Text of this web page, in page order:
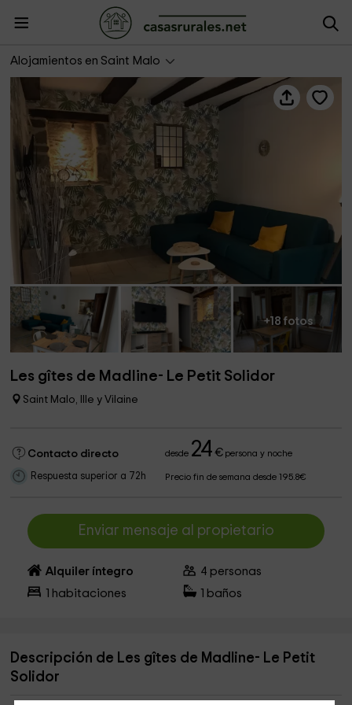
Alojamientos en Saint Malo
Les gîtes de Madline- Le Petit Solidor
+18 fotos
Les gîtes de Madline- Le Petit Solidor
Saint Malo, Ille y Vilaine
Contacto directo desde 24 €persona y noche
Respuesta superior a 72h Precio fin de semana desde 195.8€
Enviar mensaje al propietario
Alquiler íntegro 4 personas
habitaciones baños
Descripción de Les gîtes de Madline- Le Petit
Solidor